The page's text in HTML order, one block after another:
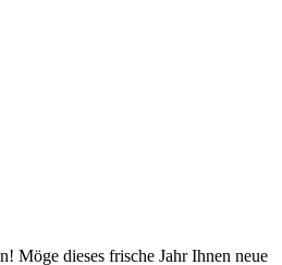
Möge dieses frische Jahr Ihnen neue